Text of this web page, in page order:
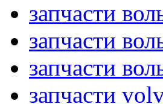
запчасти
запчасти
запчасти
запчасти